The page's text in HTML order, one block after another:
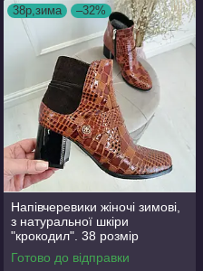
38р,зима –32%
Напівчеревики жіночі зимові,
з натуральної шкіри
"крокодил". 38 розмір
Готово до відправки